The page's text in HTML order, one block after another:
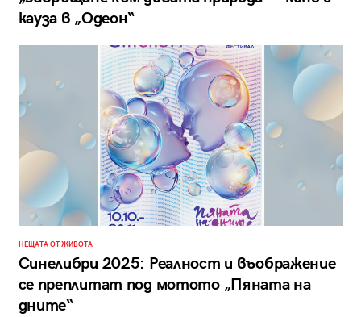
кауза в „Одеон“
НЕЩАТА ОТ ЖИВОТА
Синелибри 2025: Реалност и въображение
се преплитат под мотото „Пяната на
дните“